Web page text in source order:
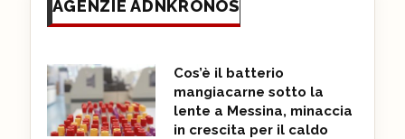
AGENZIE ADNKRONOS
Cos’è il batterio
mangiacarne sotto la
lente a Messina, minaccia
in crescita per il caldo